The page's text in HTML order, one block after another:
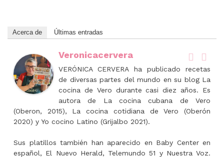
Acerca de Últimas entradas
Veronicacervera
VERÓNICA CERVERA ha publicado recetas
de diversas partes del mundo en su blog La
cocina de Vero durante casi diez años. Es
autora de La cocina cubana de Vero
(Oberon, 2015), La cocina cotidiana de Vero (Oberón
2020) y Yo cocino Latino (Grijalbo 2021).
Sus platillos también han aparecido en Baby Center en
español, El Nuevo Herald, Telemundo 51 y Nuestra Voz.